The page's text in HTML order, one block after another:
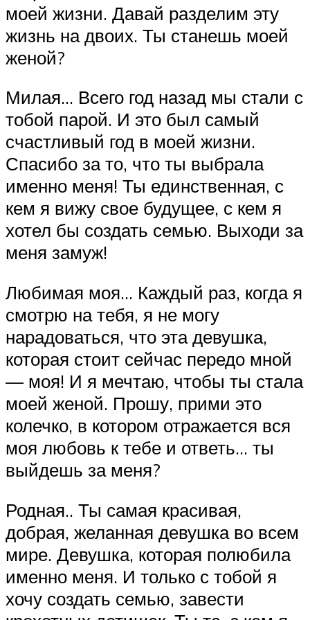
моей жизни. Давай разделим эту
жизнь на двоих. Ты станешь моей
женой?
Милая… Всего год назад мы стали с
тобой парой. И это был самый
счастливый год в моей жизни.
Спасибо за то, что ты выбрала
именно меня! Ты единственная, с
кем я вижу свое будущее, с кем я
хотел бы создать семью. Выходи за
меня замуж!
Любимая моя… Каждый раз, когда я
смотрю на тебя, я не могу
нарадоваться, что эта девушка,
которая стоит сейчас передо мной
— моя! И я мечтаю, чтобы ты стала
моей женой. Прошу, прими это
колечко, в котором отражается вся
моя любовь к тебе и ответь… ты
выйдешь за меня?
Родная.. Ты самая красивая,
добрая, желанная девушка во всем
мире. Девушка, которая полюбила
именно меня. И только с тобой я
хочу создать семью, завести